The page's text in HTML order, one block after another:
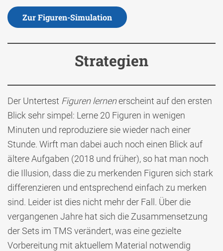
Zur Figuren-Simulation
Strategien
Der Untertest Figuren lernenerscheint auf den ersten
Blick sehr simpel: Lerne 20 Figuren in wenigen
Minuten und reproduziere sie wieder nach einer
Stunde. Wirft man dabei auch noch einen Blick auf
ältere Aufgaben (2018 und früher), so hat man noch
die Illusion, dass die zu merkenden Figuren sich stark
differenzieren und entsprechend einfach zu merken
sind. Leider ist dies nicht mehr der Fall. Über die
vergangenen Jahre hat sich die Zusammensetzung
der Sets im TMS verändert, was eine gezielte
Vorbereitung mit aktuellem Material notwendig